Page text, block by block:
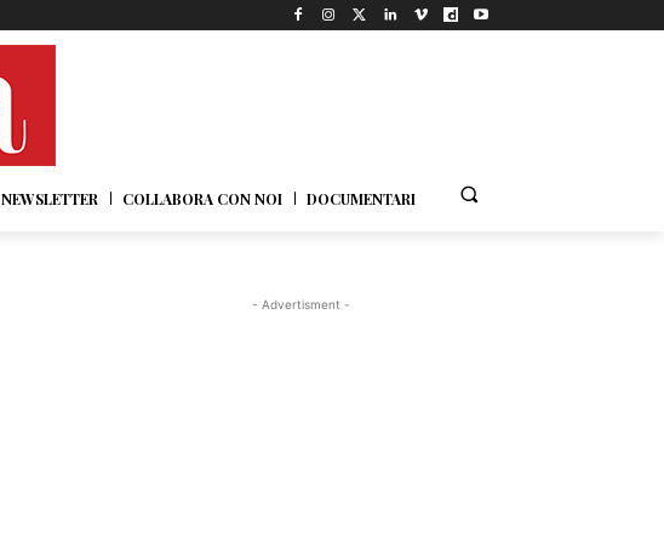
NEWSLETTER COLLABORA CON NOI DOCUMENTARI
- Advertisment -